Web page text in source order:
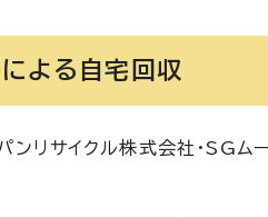
よる自宅回収
リサイクル株式会社・SG